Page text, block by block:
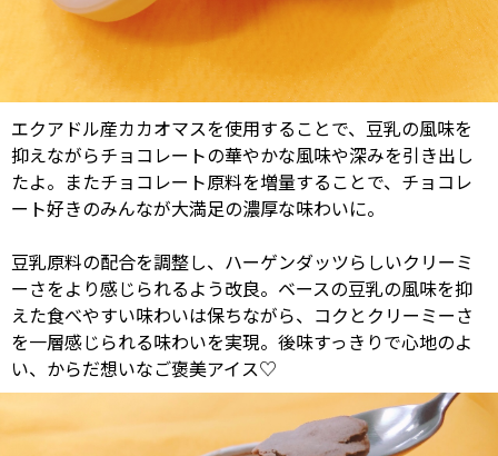
エクアドル産カカオマスを使用することで、豆乳の風味を
抑えながらチョコレートの華やかな風味や深みを引き出し
たよ。またチョコレート原料を増量することで、チョコレ
ート好きのみんなが大満足の濃厚な味わいに。
豆乳原料の配合を調整し、ハーゲンダッツらしいクリーミ
ーさをより感じられるよう改良。ベースの豆乳の風味を抑
えた食べやすい味わいは保ちながら、コクとクリーミーさ
を一層感じられる味わいを実現。後味すっきりで心地のよ
い、からだ想いなご褒美アイス♡